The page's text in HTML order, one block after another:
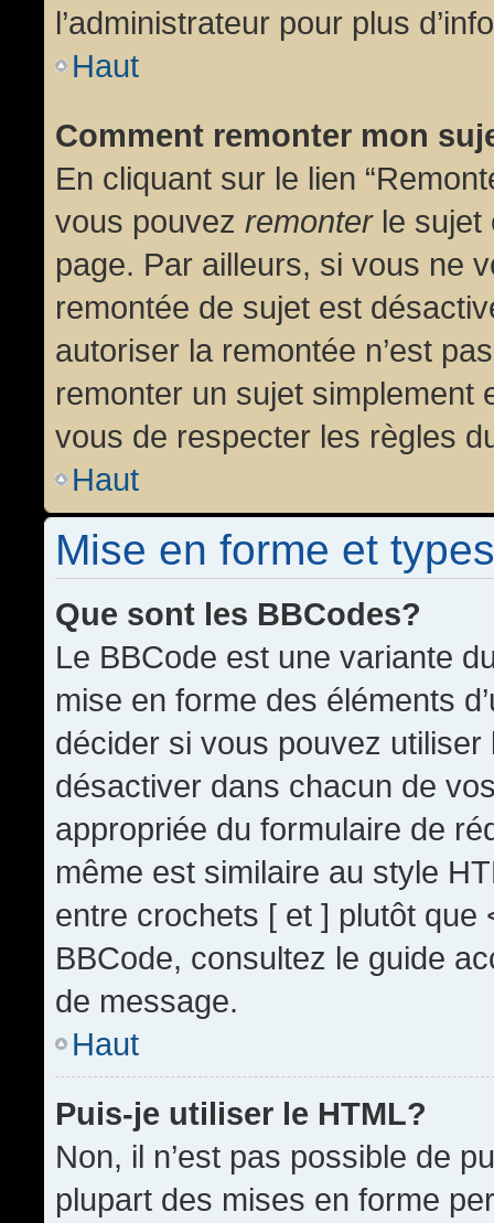
l’administrateur pour plus
Haut
Comment remonter mon
En cliquant sur le lien
vous pouvez remonterle sujet
page. Par ailleurs, si vous ne
remontée de sujet est
autoriser la remontée n’est
remonter un sujet simplement
vous de respecter les règles
Haut
Mise en forme et
Que sont les BBCodes?
Le BBCode est une variante
mise en forme des éléments
décider si vous pouvez
désactiver dans chacun de
appropriée du formulaire de
même est similaire au style
entre crochets [ et ] plutôt que
BBCode, consultez le guide
de message.
Haut
Puis-je utiliser le HTML?
Non, il n’est pas possible de
plupart des mises en forme